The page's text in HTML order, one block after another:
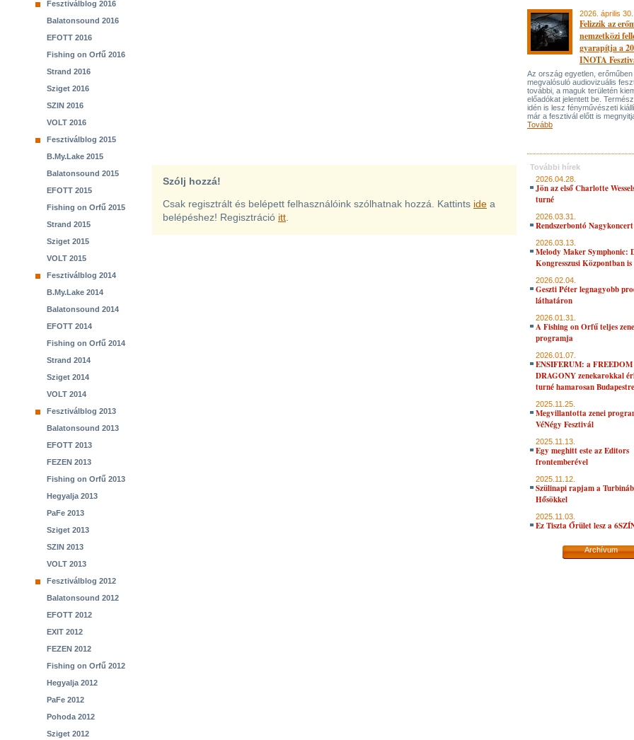
Fesztiválblog 2016
Balatonsound 2016
EFOTT 2016
Fishing on Orfű 2016
Strand 2016
Sziget 2016
SZIN 2016
VOLT 2016
Fesztiválblog 2015
B.My.Lake 2015
Balatonsound 2015
EFOTT 2015
Fishing on Orfű 2015
Strand 2015
Sziget 2015
VOLT 2015
Fesztiválblog 2014
B.My.Lake 2014
Balatonsound 2014
EFOTT 2014
Fishing on Orfű 2014
Strand 2014
Sziget 2014
VOLT 2014
Fesztiválblog 2013
Balatonsound 2013
EFOTT 2013
FEZEN 2013
Fishing on Orfű 2013
Hegyalja 2013
PaFe 2013
Sziget 2013
SZIN 2013
VOLT 2013
Fesztiválblog 2012
Balatonsound 2012
EFOTT 2012
EXIT 2012
FEZEN 2012
Fishing on Orfű 2012
Hegyalja 2012
PaFe 2012
Pohoda 2012
Sziget 2012
Szólj hozzá!
Csak regisztrált és belépett felhasználóink szólhatnak hozzá. Kattints ide a
belépéshez! Regisztráció itt
2026. április 30.
Felizzik az
nemzetközi
gyarapítja a
INOTA
Az ország egyetlen, erőműben
megvalósuló audiovizuális
további, a maguk területén
előadókat jelentett be.
idén is lesz fényművészeti
már a fesztivál előtt is
Tovább
További hírek
2026.04.28.
Jön az első Charlotte
turné
2026.03.31.
Rendszerbontó Nagykoncert
2026.03.13.
Melody Maker Symphonic:
Kongresszusi Központban is
2026.02.04.
Geszti Péter legnagyobb
láthatáron
2026.01.31.
A Fishing on Orfű teljes
programja
2026.01.07.
ENSIFERUM: a
DRAGONY zenekarokkal
turné hamarosan Budapestre
2025.11.25.
Megvillantotta zenei
VéNégy Fesztivál
2025.11.13.
Egy meghitt este az Editors
frontemberével
2025.11.12.
Szülinapi rapjam a
Hősökkel
2025.11.03.
Ez Tiszta Őrület lesz a
Archívum